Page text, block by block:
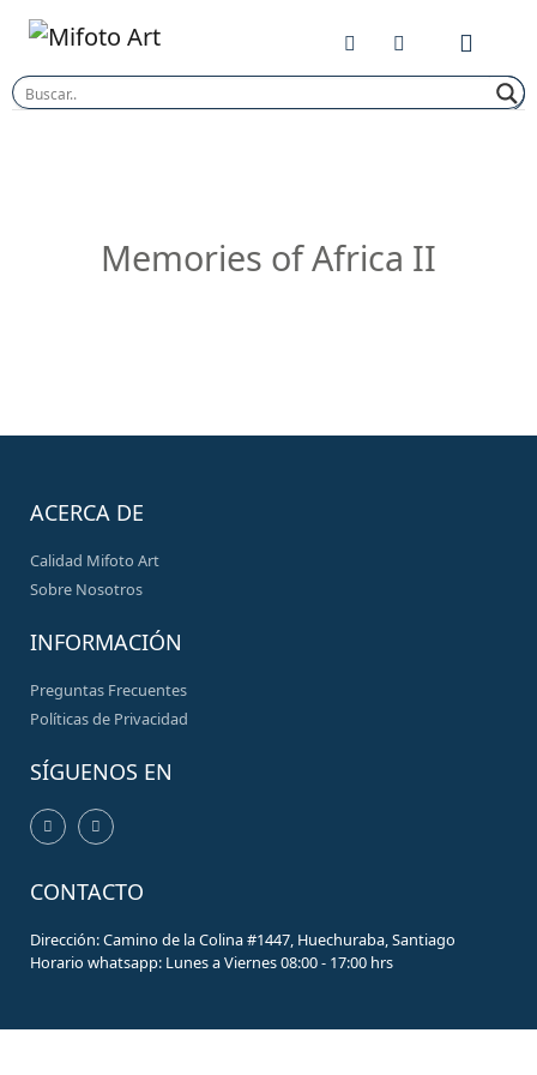
Skip
content
Memories of Africa II
ACERCA DE
Calidad Mifoto Art
Sobre Nosotros
INFORMACIÓN
Preguntas Frecuentes
Políticas de Privacidad
SÍGUENOS EN
CONTACTO
Dirección: Camino de la Colina #1447, Huechuraba, Santiago
Horario whatsapp: Lunes a Viernes 08:00 - 17:00 hrs